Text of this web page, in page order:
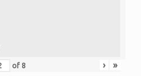
of 8 › »